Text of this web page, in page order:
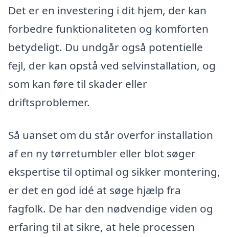
Det er en investering i dit hjem, der kan
forbedre funktionaliteten og komforten
betydeligt. Du undgår også potentielle
fejl, der kan opstå ved selvinstallation, og
som kan føre til skader eller
driftsproblemer.
Så uanset om du står overfor installation
af en ny tørretumbler eller blot søger
ekspertise til optimal og sikker montering,
er det en god idé at søge hjælp fra
fagfolk. De har den nødvendige viden og
erfaring til at sikre, at hele processen